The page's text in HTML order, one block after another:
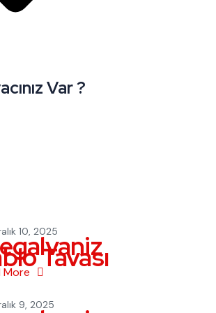
Var ?
10, 2025
Tavası
More
9, 2025